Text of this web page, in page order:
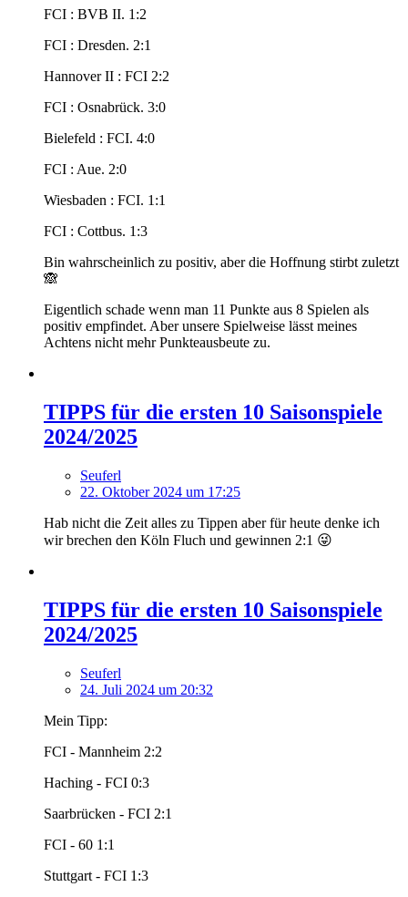
FCI : BVB II. 1:2
FCI : Dresden. 2:1
Hannover II : FCI 2:2
FCI : Osnabrück. 3:0
Bielefeld : FCI. 4:0
FCI : Aue. 2:0
Wiesbaden : FCI. 1:1
FCI : Cottbus. 1:3
Bin wahrscheinlich zu positiv, aber die Hoffnung stirbt zuletzt
🙈
Eigentlich schade wenn man 11 Punkte aus 8 Spielen als
positiv empfindet. Aber unsere Spielweise lässt meines
Achtens nicht mehr Punkteausbeute zu.
TIPPS für die ersten 10 Saisonspiele
2024/2025
Seuferl
22. Oktober 2024 um 17:25
Hab nicht die Zeit alles zu Tippen aber für heute denke ich
wir brechen den Köln Fluch und gewinnen 2:1 😜
TIPPS für die ersten 10 Saisonspiele
2024/2025
Seuferl
24. Juli 2024 um 20:32
Mein Tipp:
FCI - Mannheim 2:2
Haching - FCI 0:3
Saarbrücken - FCI 2:1
FCI - 60 1:1
Stuttgart - FCI 1:3